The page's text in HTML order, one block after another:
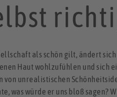
als schön gilt, ändert
Haut wohlzufühlen und sich
unrealistischen
was würde er uns bloß sagen?